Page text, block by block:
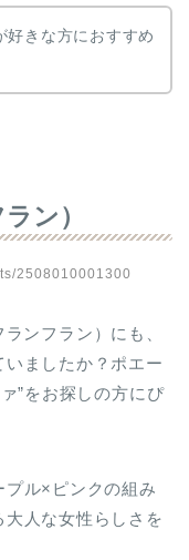
好きな方におすすめ
ン）
2508010001300
ンフラン）にも、
ましたか？ポエー
”をお探しの方にぴ
ル×ピンクの組み
人な女性らしさを